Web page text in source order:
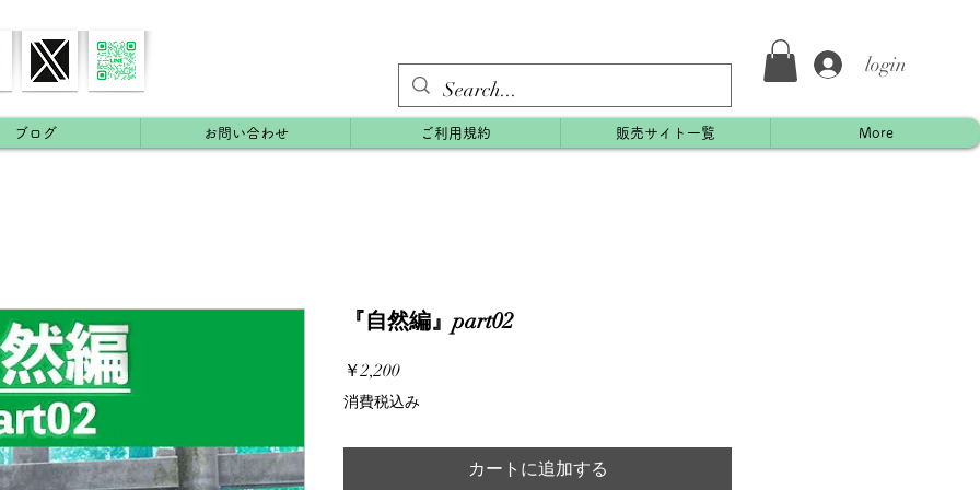
login
ブログ お問い合わせ ご利用規約 販売サイト一覧 More
『自然編』part02
￥2,200価
格
消費税込み
カートに追加する